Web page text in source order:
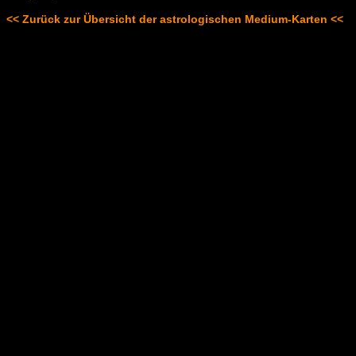
<< Zurück zur Übersicht der astrologischen Medium-Karten <<